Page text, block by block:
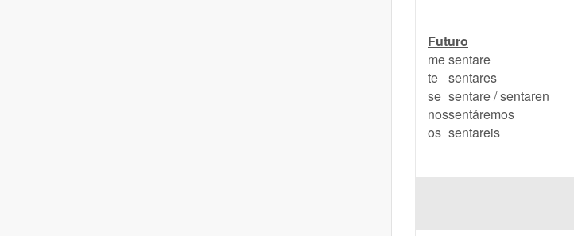
Futuro
mesentare
te sentares
se sentare / sentaren
nossentáremos
os sentareis